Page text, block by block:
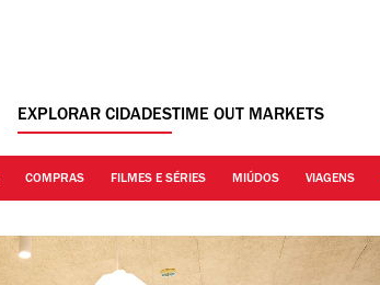
EXPLORAR CIDADESTIME OUT MARKETS
COMPRAS FILMES E SÉRIES MIÚDOS VIAGENS